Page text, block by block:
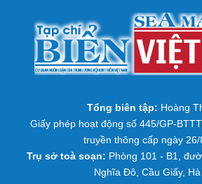
Tổng biên tập: Hoàng
Giấy phép hoạt động số 445/GP-
truyền thông cấp ngày 26/
Trụ sở toà soạn: Phòng 101 - B1,
Nghĩa Đô, Cầu Giấy, Hà